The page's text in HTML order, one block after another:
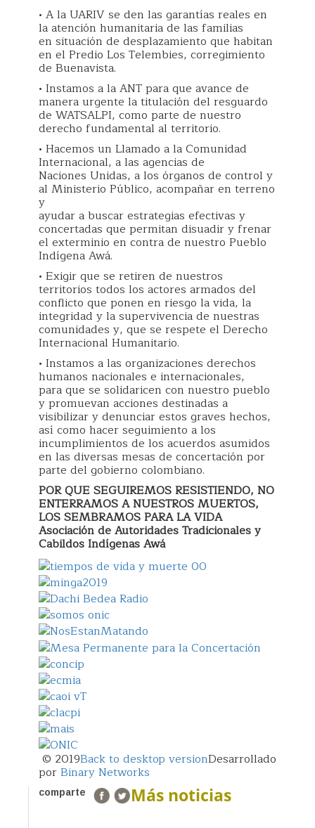
• A la UARIV se den las garantías reales en
la atención humanitaria de las familias
en situación de desplazamiento que habitan
en el Predio Los Telembies, corregimiento
de Buenavista.
• Instamos a la ANT para que avance de
manera urgente la titulación del resguardo
de WATSALPI, como parte de nuestro
derecho fundamental al territorio.
• Hacemos un Llamado a la Comunidad
Internacional, a las agencias de
Naciones Unidas, a los órganos de control y
al Ministerio Público, acompañar en terreno
y
ayudar a buscar estrategias efectivas y
concertadas que permitan disuadir y frenar
el exterminio en contra de nuestro Pueblo
Indígena Awá.
• Exigir que se retiren de nuestros
territorios todos los actores armados del
conflicto que ponen en riesgo la vida, la
integridad y la supervivencia de nuestras
comunidades y, que se respete el Derecho
Internacional Humanitario.
• Instamos a las organizaciones derechos
humanos nacionales e internacionales,
para que se solidaricen con nuestro pueblo
y promuevan acciones destinadas a
visibilizar y denunciar estos graves hechos,
así como hacer seguimiento a los
incumplimientos de los acuerdos asumidos
en las diversas mesas de concertación por
parte del gobierno colombiano.
POR QUE SEGUIREMOS RESISTIENDO, NO
ENTERRAMOS A NUESTROS MUERTOS,
LOS SEMBRAMOS PARA LA VIDA
Asociación de Autoridades Tradicionales y
Cabildos Indígenas Awá
© 2019Back to desktop versionDesarrollado
porBinary Networks
comparte Más noticias